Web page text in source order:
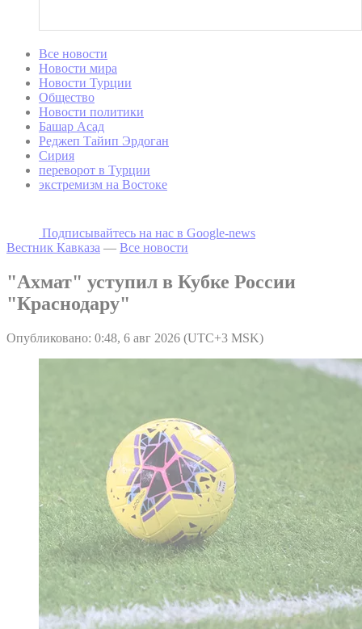
Все новости
Новости мира
Новости Турции
Общество
Новости политики
Башар Асад
Реджеп Тайип Эрдоган
Сирия
переворот в Турции
экстремизм на Востоке
Подписывайтесь на наc в Google-news
Вестник Кавказа — Все новости
"Ахмат" уступил в Кубке России
"Краснодару"
Опубликовано: 0:48, 6 авг 2026 (UTC+3 MSK)